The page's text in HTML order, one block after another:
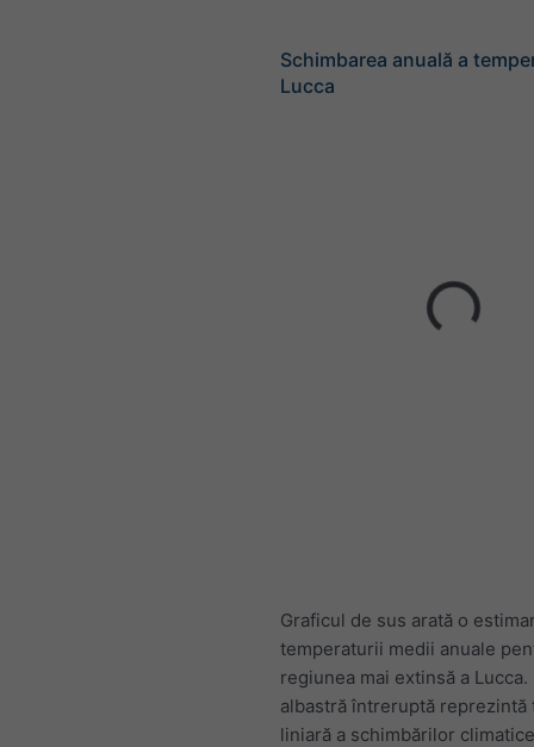
Schimbarea anuală a
Lucca
Graficul de sus arată o
temperaturii medii anuale
regiunea mai extinsă a Lucca.
albastră întreruptă reprezintă
liniară a schimbărilor